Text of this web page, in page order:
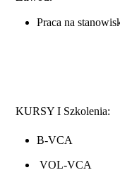
Praca na
KURSY I Szkolenia:
B-VCA
VOL-VCA